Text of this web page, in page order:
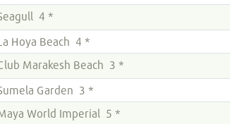
4 *
Hoya Beach 4 *
Marakesh Beach 3 *
Garden 3 *
World Imperial 5 *